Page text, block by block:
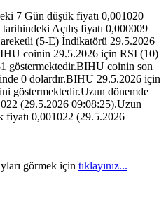
7 Gün düşük fiyatı 0,001020
Açılış fiyatı 0,000009
(5-E) İndikatörü 29.5.2026
coinin 29.5.2026 için RSI (10)
göstermektedir.BIHU coinin son
0 dolardır.BIHU 29.5.2026 için
göstermektedir.Uzun dönemde
(29.5.2026 09:08:25).Uzun
fiyatı 0,001022 (29.5.2026
görmek için tıklayınız...